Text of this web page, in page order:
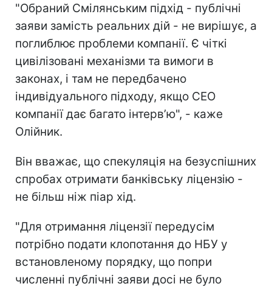
"Обраний Смілянським підхід - публічні
заяви замість реальних дій - не вирішує, а
поглиблює проблеми компанії. Є чіткі
цивілізовані механізми та вимоги в
законах, і там не передбачено
індивідуального підходу, якщо СЕО
компанії дає багато інтерв’ю", - каже
Олійник.
Він вважає, що спекуляція на безуспішних
спробах отримати банківську ліцензію -
не більш ніж піар хід.
"Для отримання ліцензії передусім
потрібно подати клопотання до НБУ у
встановленому порядку, що попри
численні публічні заяви досі не було